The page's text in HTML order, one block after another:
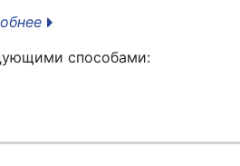
способами: